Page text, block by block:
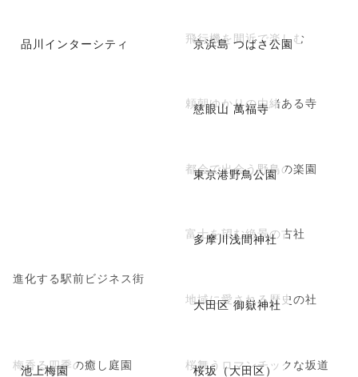
品川インターシティ
進化する駅前ビジネス街
京浜島 つばさ公園
飛行機を間近で楽しむ
慈眼山 萬福寺
頼朝ゆかりの由緒ある寺
東京港野鳥公園
都会で出会う野鳥の楽園
多摩川浅間神社
富士を望む絶景の古社
大田区 御嶽神社
地域に愛される歴史の社
池上梅園
梅香る四季の癒し庭園 桜坂（大田区）
桜舞うロマンチックな坂道